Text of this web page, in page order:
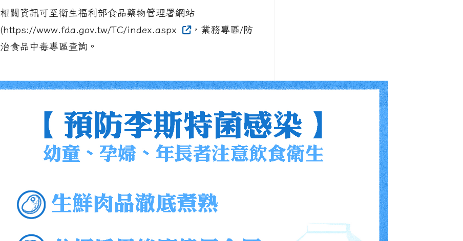
相關資訊可至衛生福利部食品藥物管理署網站
(https://www.fda.gov.tw/TC/index.aspx
，業務專區/防
治食品中毒專區查詢。